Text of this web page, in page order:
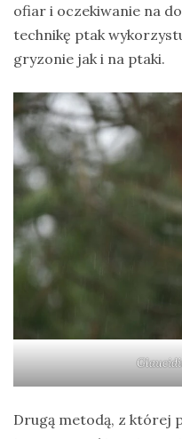
ofiar i oczekiwanie na
technikę ptak
gryzonie jak i na ptaki.
Drugą metodą, z której